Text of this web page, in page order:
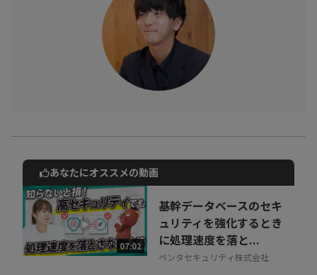
業開発グループ）をお招きし、AIが答えられない領域をヒトが補
い、その対応を再びAIが学習する「継続改善のサイクル」の作り
方や、専門人材による伴走支援で成果創出を加速させるノウハウ
について、具体的に伺いました！
動画でご紹介しているサービスについて
お気軽にご相談・ご質問いただけます！
30秒でお申し込み可能
相談を希望する 無料
あなたにオススメの動画
07:02
基幹データベースのセキ
ュリティを強化するとき
に処理速度を落と...
ペンタセキュリティ株式会社